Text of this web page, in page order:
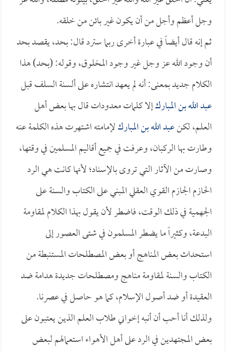
وجل أعظم وأجل من أن يكون غير بائن من خلقه.
ثم إنه قال أيضاً في عبارة أخرى ربما سترد قال: بحد، يقصد بحد
أن وجود الله عز وجل غير وجود المخلوق، وقوله: (بحد) هذا
الكلام جديد بمعنى: أنه لم يعهد انتشاره على ألسنة السلف قبل
عبد الله بن المباركإلا كلمات معدودات قال بها بعض أهل
العلم، لكنعبد الله بن المباركلإمامته اشتهرت هذه الكلمة عنه
وطارت بها الركبان، وعرفت في جميع أقاليم المسلمين في وقتها،
وصارت من الآثار التي تروى بالإسناد؛ لأنها كانت هي الرد
الحازم الجازم القوي العقلي المبني على الكتاب والسنة على
الجهمية في ذلك الوقت، فاضطر لأن يقول بهذا الكلام لمقاومة
البدعة، وكثيراً ما يضطر المسلمون في شتى العصور إلى
استحداث بعض المناهج أو بعض المصطلحات المستنبطة من
الكتاب والسنة لمقاومة مناهج ومصطلحات جديدة هدامة ضد
العقيدة أو ضد أصول الإسلام، كما هو حاصل في عصرنا.
ولذلك أنا أحب أن أنبه إخواني طلاب العلم الذين يعتبون على
بعض المجتهدين في الرد على أهل الأهواء استعمالهم لبعض